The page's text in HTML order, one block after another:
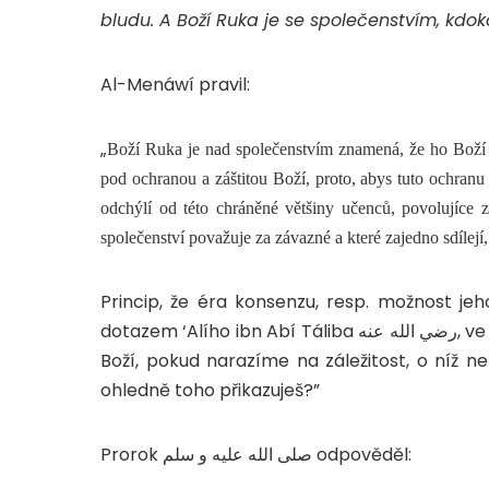
bludu. A Boží Ruka je se společenstvím,
Al-Menáwí pravil:
„Boží Ruka je nad společenstvím znamená, že ho
pod ochranou a záštitou Boží, proto, abys tuto
odchýlí od této chráněné většiny učenců, povolujíce
společenství považuje za závazné a které zajedno
Princip, že éra konsenzu, resp. možnost
dotazem ‘Alího ibn Abí Táliba رضي الله عنه, ve kterém se Posla Božího صلى الله عليه و سلم ptá: „Posle
Boží, pokud narazíme na záležitost, o níž
ohledně toho přikazuješ?”
Prorok صلى الله عليه و سلم odpověděl: